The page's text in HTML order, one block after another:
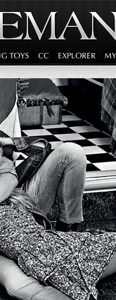
TOYS CC EXPLORER